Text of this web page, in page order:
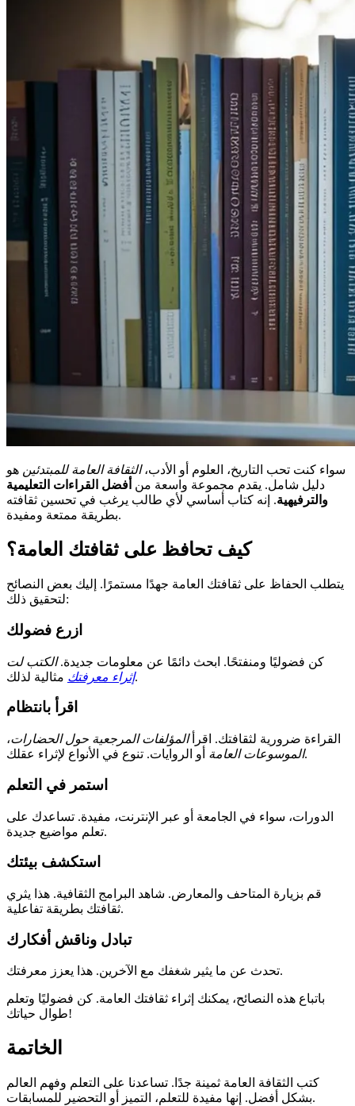
سواء كنت تحب التاريخ، العلوم أو الأدب،الثقافة العامة للمبتدئين هو
دليل شامل. يقدم مجموعة واسعة من أفضل القراءات التعليمية
والترفيهية. إنه كتاب أساسي لأي طالب يرغب في تحسين ثقافته
بطريقة ممتعة ومفيدة.
كيف تحافظ على ثقافتك العامة؟
يتطلب الحفاظ على ثقافتك العامة جهدًا مستمرًا. إليك بعض النصائح
لتحقيق ذلك:
ازرع فضولك
كن فضوليًا ومنفتحًا. ابحث دائمًا عن معلومات جديدة.الكتب لت
إثراء معرفتكمثالية لذلك.
اقرأ بانتظام
القراءة ضرورية لثقافتك. اقرأالمؤلفات المرجعية حول الحضارات،
الموسوعات العامةأو الروايات. تنوع في الأنواع لإثراء عقلك.
استمر في التعلم
الدورات، سواء في الجامعة أو عبر الإنترنت، مفيدة. تساعدك على
تعلم مواضيع جديدة.
استكشف بيئتك
قم بزيارة المتاحف والمعارض. شاهد البرامج الثقافية. هذا يثري
ثقافتك بطريقة تفاعلية.
تبادل وناقش أفكارك
تحدث عن ما يثير شغفك مع الآخرين. هذا يعزز معرفتك.
باتباع هذه النصائح، يمكنك إثراء ثقافتك العامة. كن فضوليًا وتعلم
طوال حياتك!
الخاتمة
كتب الثقافة العامة ثمينة جدًا. تساعدنا على التعلم وفهم العالم
بشكل أفضل. إنها مفيدة للتعلم، التميز أو التحضير للمسابقات.